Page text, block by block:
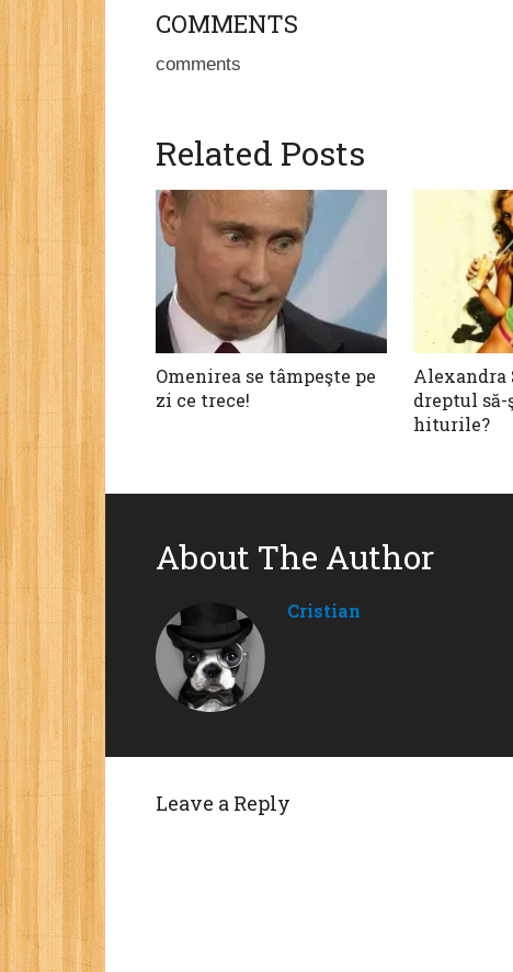
COMMENTS
comments
Related Posts
Omenirea se tâmpeşte pe
zi ce trece!
Alexandra
dreptul să-
hiturile?
About The Author
Cristian
Leave a Reply